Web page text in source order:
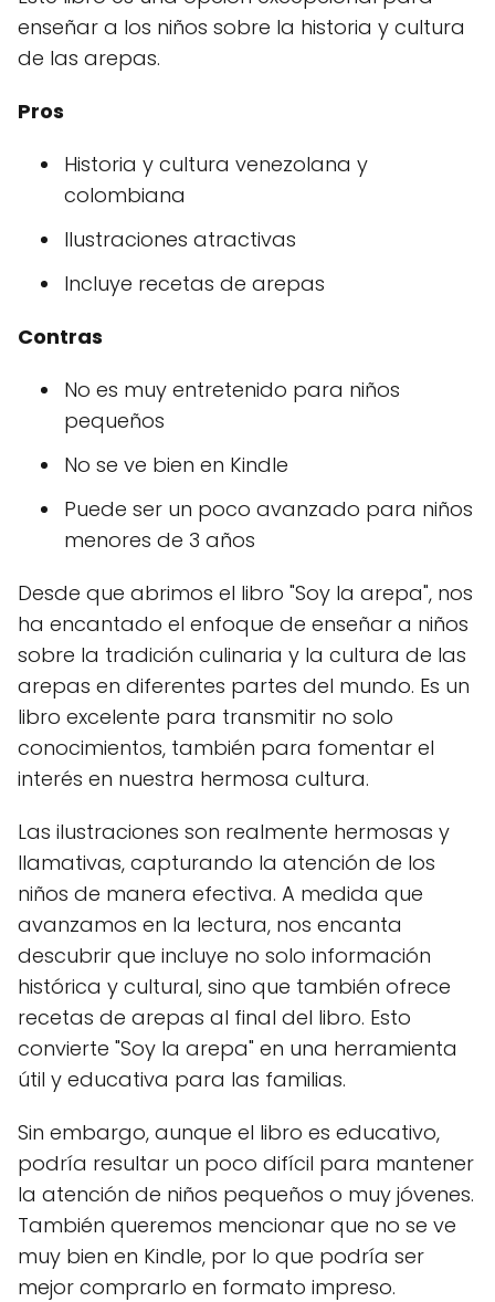
enseñar a los niños sobre la historia y cultura
de las arepas.
Pros
Historia y cultura venezolana y
colombiana
Ilustraciones atractivas
Incluye recetas de arepas
Contras
No es muy entretenido para niños
pequeños
No se ve bien en Kindle
Puede ser un poco avanzado para niños
menores de 3 años
Desde que abrimos el libro "Soy la arepa", nos
ha encantado el enfoque de enseñar a niños
sobre la tradición culinaria y la cultura de las
arepas en diferentes partes del mundo. Es un
libro excelente para transmitir no solo
conocimientos, también para fomentar el
interés en nuestra hermosa cultura.
Las ilustraciones son realmente hermosas y
llamativas, capturando la atención de los
niños de manera efectiva. A medida que
avanzamos en la lectura, nos encanta
descubrir que incluye no solo información
histórica y cultural, sino que también ofrece
recetas de arepas al final del libro. Esto
convierte "Soy la arepa" en una herramienta
útil y educativa para las familias.
Sin embargo, aunque el libro es educativo,
podría resultar un poco difícil para mantener
la atención de niños pequeños o muy jóvenes.
También queremos mencionar que no se ve
muy bien en Kindle, por lo que podría ser
mejor comprarlo en formato impreso.